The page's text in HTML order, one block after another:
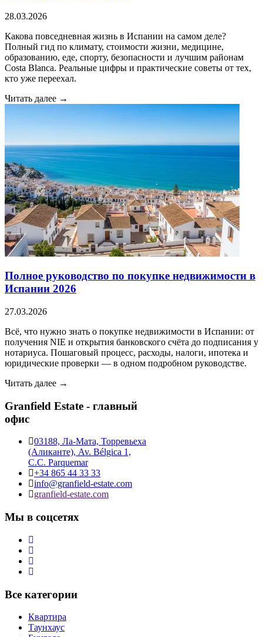
28.03.2026
Какова повседневная жизнь в Испании на самом деле?
Полный гид по климату, стоимости жизни, медицине,
образованию, еде, спорту, безопасности и лучшим районам
Costa Blanca. Реальные цифры и практические советы от тех,
кто уже переехал.
Читать далее →
Полное руководство по покупке недвижимости в
Испании 2026
27.03.2026
Всё, что нужно знать о покупке недвижимости в Испании: от
получения NIE и открытия банковского счёта до подписания у
нотариуса. Пошаговый процесс, расходы, налоги, ипотека и
юридические проверки — в одном подробном руководстве.
Читать далее →
Granfield Estate - главный
офис
03188, Ла-Мата, Торревьеха
(Аликанте), Av. Bélgica 1,
C.C. Parquemar
+34 865 44 33 33
info@granfield-estate.com
granfield-estate.com
Мы в соцсетях
Все категории
Квартира
Таунхаус